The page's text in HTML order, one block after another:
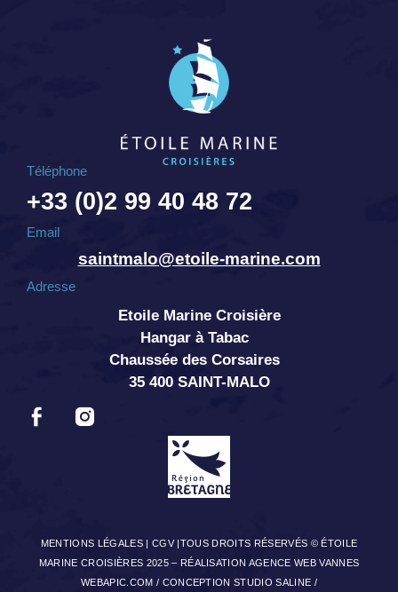
Téléphone
+33 (0)2 99 40 48 72
Email
saintmalo@etoile-marine.com
Adresse
Etoile Marine Croisière
Hangar à Tabac
Chaussée des Corsaires
35 400 SAINT-MALO
MENTIONS LÉGALES |CGV |TOUS DROITS RÉSERVÉS © ÉTOILE
MARINE CROISIÈRES 2025 – RÉALISATION AGENCE WEB VANNES
WEBAPIC.COM / CONCEPTION STUDIO SALINE /